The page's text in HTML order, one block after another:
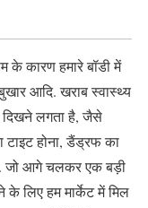
के कारण हमारे बॉडी में
आदि. खराब स्वास्थ्य
दिखने लगता है, जैसे
टाइट होना, डैंड्रफ का
जो आगे चलकर एक बड़ी
लिए हम मार्केट में मिल